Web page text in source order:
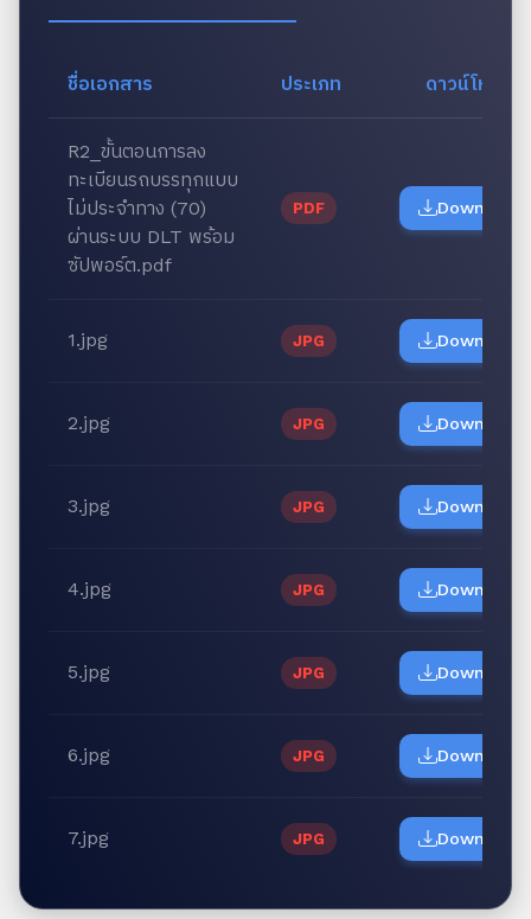
ชื่อเอกสาร ประเภท ดาวน์โหลด
R2_ขั้นตอนการลง
ทะเบียนรถบรรทุกแบบ
ไม่ประจำทาง (70)
ผ่านระบบ DLT พร้อม
ซัปพอร์ต.pdf
PDF Download
1.jpg JPG Download
2.jpg JPG Download
3.jpg JPG Download
4.jpg JPG Download
5.jpg JPG Download
6.jpg JPG Download
7.jpg JPG Download